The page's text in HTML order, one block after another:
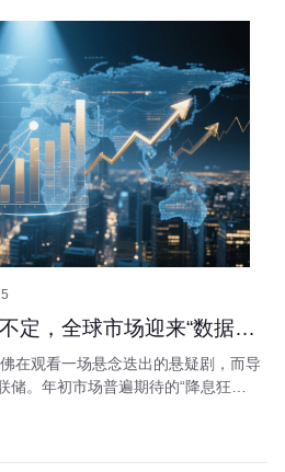
美联储降息预期摇摆不定，全球市场迎来“数据依赖型”博弈新阶段
在观看一场悬念迭出的悬疑剧，而导
储。年初市场普遍期待的“降息狂
型的“数据依赖型”市场中，每一项